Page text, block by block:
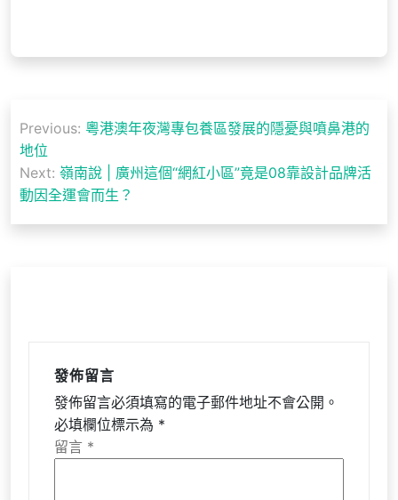
章
導
覽
Previous: 粵港澳年夜灣專包養區發展的隱憂與噴鼻港的
地位
Next: 嶺南說 | 廣州這個“網紅小區”竟是08靠設計品牌活
動因全運會而生？
發佈留言
發佈留言必須填寫的電子郵件地址不會公開。
必填欄位標示為 *
留言 *